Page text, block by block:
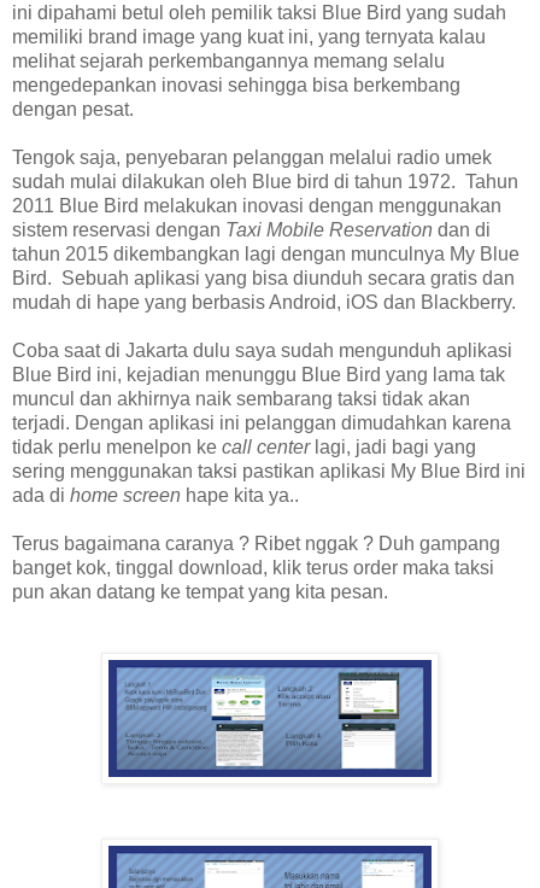
ini dipahami betul oleh pemilik taksi Blue Bird yang sudah
memiliki brand image yang kuat ini, yang ternyata kalau
melihat sejarah perkembangannya memang selalu
mengedepankan inovasi sehingga bisa berkembang
dengan pesat.
Tengok saja, penyebaran pelanggan melalui radio umek
sudah mulai dilakukan oleh Blue bird di tahun 1972. Tahun
2011 Blue Bird melakukan inovasi dengan menggunakan
sistem reservasi dengan Taxi Mobile Reservation dan di
tahun 2015 dikembangkan lagi dengan munculnya My Blue
Bird. Sebuah aplikasi yang bisa diunduh secara gratis dan
mudah di hape yang berbasis Android, iOS dan Blackberry.
Coba saat di Jakarta dulu saya sudah mengunduh aplikasi
Blue Bird ini, kejadian menunggu Blue Bird yang lama tak
muncul dan akhirnya naik sembarang taksi tidak akan
terjadi. Dengan aplikasi ini pelanggan dimudahkan karena
tidak perlu menelpon ke call centerlagi, jadi bagi yang
sering menggunakan taksi pastikan aplikasi My Blue Bird ini
ada di home screen hape kita ya..
Terus bagaimana caranya ? Ribet nggak ? Duh gampang
banget kok, tinggal download, klik terus order maka taksi
pun akan datang ke tempat yang kita pesan.